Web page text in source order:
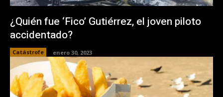
¿Quién fue ‘Fico’ Gutiérrez, el joven piloto
accidentado?
Catástrofe enero 30, 2023